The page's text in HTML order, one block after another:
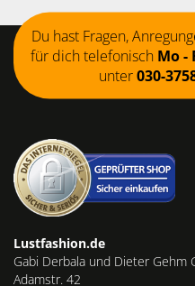
Du hast Fragen,
für dich telefonisch Mo -
unter030-
Lustfashion.de
Gabi Derbala und Dieter Gehm
Adamstr. 42